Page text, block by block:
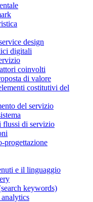
design
digitali
coinvolti
di valore
costitutivi del
del servizio
flussi di servizio
progettazione
e il linguaggio
keywords)